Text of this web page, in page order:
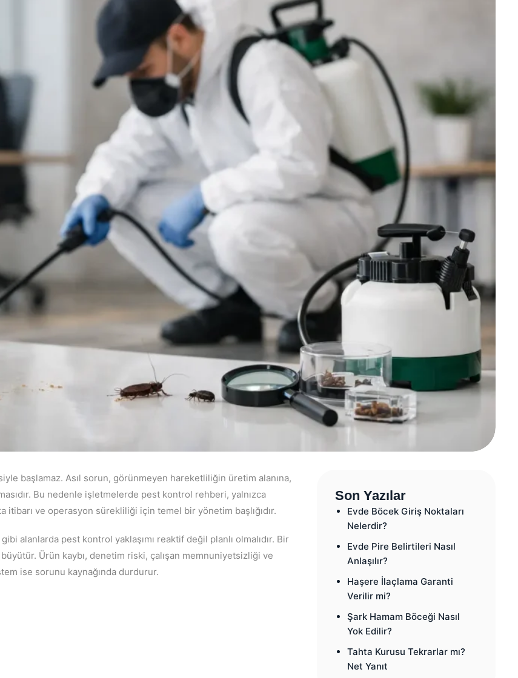
başlamaz. Asıl sorun, görünmeyen hareketliliğin üretim alanına,
Bu nedenle işletmelerde pest kontrol rehberi, yalnızca
itibarı ve operasyon sürekliliği için temel bir yönetim başlığıdır.
alanlarda pest kontrol yaklaşımı reaktif değil planlı olmalıdır. Bir
Ürün kaybı, denetim riski, çalışan memnuniyetsizliği ve
ise sorunu kaynağında durdurur.
Son Yazılar
Evde Böcek Giriş Noktaları
Nelerdir?
Evde Pire Belirtileri Nasıl
Anlaşılır?
Haşere İlaçlama Garanti
Verilir mi?
Şark Hamam Böceği Nasıl
Yok Edilir?
Tahta Kurusu Tekrarlar mı?
Net Yanıt